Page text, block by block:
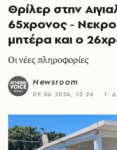
Θρίλερ στην
65χρονος -
μητέρα και ο
Οι νέες πληροφορίες
Newsroom
09.06.2026, 13:26 1’